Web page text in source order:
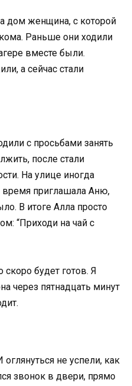
дом женщина, с которой
Раньше они ходили
вместе были.
а сейчас стали
с просьбами занять
после стали
На улице иногда
время приглашала Аню,
В итоге Алла просто
“Приходи на чай с
будет готов. Я
через пятнадцать минут
не успели, как
звонок в двери, прямо